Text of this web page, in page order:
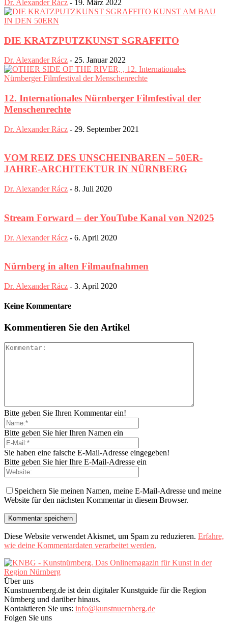
Dr. Alexander Rácz - 19. März 2022
DIE KRATZPUTZKUNST SGRAFFITO
Dr. Alexander Rácz - 25. Januar 2022
12. Internationales Nürnberger Filmfestival der
Menschenrechte
Dr. Alexander Rácz - 29. September 2021
VOM REIZ DES UNSCHEINBAREN – 50ER-
JAHRE-ARCHITEKTUR IN NÜRNBERG
Dr. Alexander Rácz - 8. Juli 2020
Stream Forward – der YouTube Kanal von N2025
Dr. Alexander Rácz - 6. April 2020
Nürnberg in alten Filmaufnahmen
Dr. Alexander Rácz - 3. April 2020
Keine Kommentare
Kommentieren Sie den Artikel
Bitte geben Sie Ihren Kommentar ein!
Bitte geben Sie hier Ihren Namen ein
Sie haben eine falsche E-Mail-Adresse eingegeben!
Bitte geben Sie hier Ihre E-Mail-Adresse ein
Speichern Sie meinen Namen, meine E-Mail-Adresse und meine
Website für den nächsten Kommentar in diesem Browser.
Diese Website verwendet Akismet, um Spam zu reduzieren. Erfahre,
wie deine Kommentardaten verarbeitet werden.
Über uns
Kunstnuernberg.de ist dein digitaler Kunstguide für die Region
Nürnberg und darüber hinaus.
Kontaktieren Sie uns: info@kunstnuernberg.de
Folgen Sie uns